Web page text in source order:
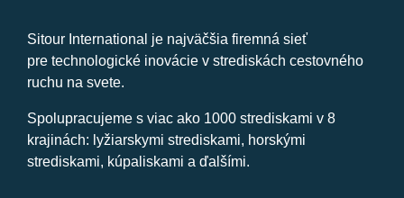
Sitour International je najväčšia firemná sieť
pre technologické inovácie v strediskách cestovného
ruchu na svete.
Spolupracujeme s viac ako 1000 strediskami v 8
krajinách: lyžiarskymi strediskami, horskými
strediskami, kúpaliskami a ďalšími.